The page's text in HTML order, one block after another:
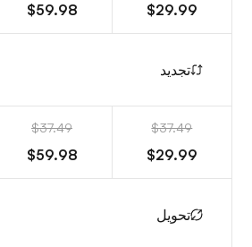
$29.99
$59.98
تجديد
$37.49
$29.99
$37.49
$59.98
تحويل